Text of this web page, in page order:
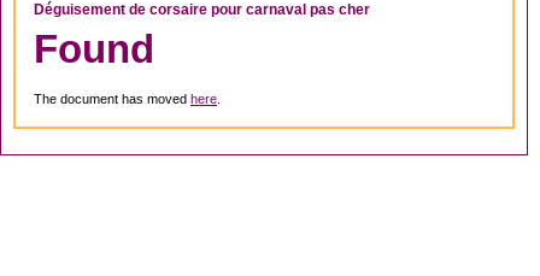
Déguisement de corsaire pour carnaval pas cher
Found
The document has moved here